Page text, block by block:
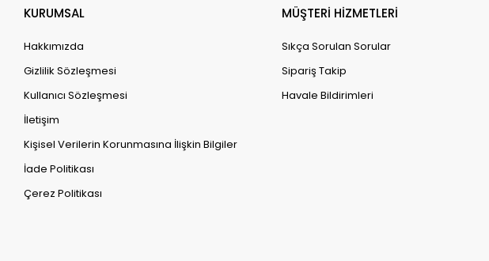
KURUMSAL
Hakkımızda
Gizlilik Sözleşmesi
Kullanıcı Sözleşmesi
İletişim
Kişisel Verilerin Korunmasına İlişkin Bilgiler
İade Politikası
Çerez Politikası
MÜŞTERİ HİZMETLERİ
Sıkça Sorulan Sorular
Sipariş Takip
Havale Bildirimleri